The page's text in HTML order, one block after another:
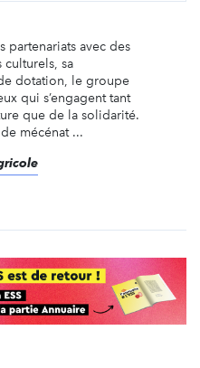
partenariats avec des
culturels, sa
dotation, le groupe
qui s’engagent tant
que de la solidarité.
mécénat ...